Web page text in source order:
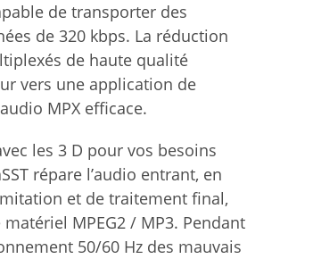
de transporter des
de 320 kbps. La réduction
de haute qualité
vers une application de
MPX efficace.
les 3 D pour vos besoins
répare l’audio entrant, en
et de traitement final,
MPEG2 / MP3. Pendant
50/60 Hz des mauvais